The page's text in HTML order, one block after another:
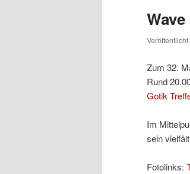
Veröffentlicht
Zum 32.
Rund
Gotik
Im
sein
Fotolinks: